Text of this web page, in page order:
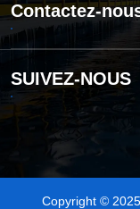
Contactez-
SUIVEZ-NOUS
Copyright ©